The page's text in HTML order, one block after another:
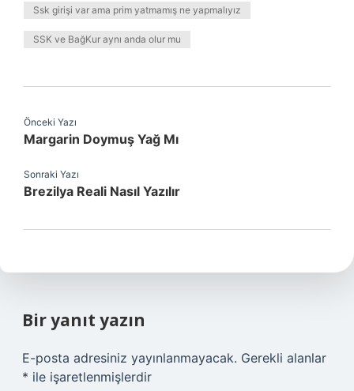
Ssk girişi var ama prim yatmamış ne yapmalıyız
SSK ve BağKur aynı anda olur mu
Önceki Yazı
Margarin Doymuş Yağ Mı
Sonraki Yazı
Brezilya Reali Nasıl Yazılır
Bir yanıt yazın
E-posta adresiniz yayınlanmayacak. Gerekli alanlar
* ile işaretlenmişlerdir